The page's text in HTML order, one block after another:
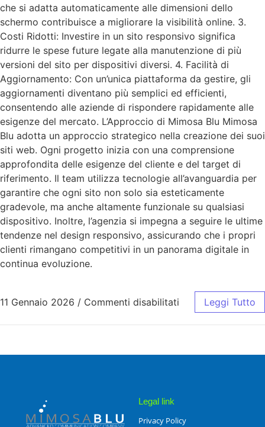
che si adatta automaticamente alle dimensioni dello
schermo contribuisce a migliorare la visibilità online. 3.
Costi Ridotti: Investire in un sito responsivo significa
ridurre le spese future legate alla manutenzione di più
versioni del sito per dispositivi diversi. 4. Facilità di
Aggiornamento: Con un’unica piattaforma da gestire, gli
aggiornamenti diventano più semplici ed efficienti,
consentendo alle aziende di rispondere rapidamente alle
esigenze del mercato. L’Approccio di Mimosa Blu Mimosa
Blu adotta un approccio strategico nella creazione dei suoi
siti web. Ogni progetto inizia con una comprensione
approfondita delle esigenze del cliente e del target di
riferimento. Il team utilizza tecnologie all’avanguardia per
garantire che ogni sito non solo sia esteticamente
gradevole, ma anche altamente funzionale su qualsiasi
dispositivo. Inoltre, l’agenzia si impegna a seguire le ultime
tendenze nel design responsivo, assicurando che i propri
clienti rimangano competitivi in un panorama digitale in
continua evoluzione.
11 Gennaio 2026 / Commenti disabilitati Leggi Tutto
Legal link
Privacy Policy